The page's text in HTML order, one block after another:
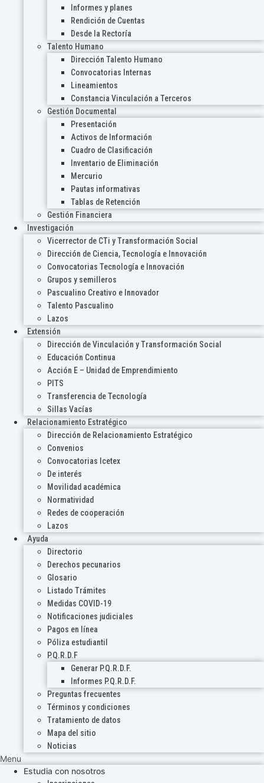
Informes y planes
Rendición de Cuentas
Desde la Rectoría
Talento Humano
Dirección Talento Humano
Convocatorias Internas
Lineamientos
Constancia Vinculación a Terceros
Gestión Documental
Presentación
Activos de Información
Cuadro de Clasificación
Inventario de Eliminación
Mercurio
Pautas informativas
Tablas de Retención
Gestión Financiera
Investigación
Vicerrector de CTi y Transformación Social
Dirección de Ciencia, Tecnología e Innovación
Convocatorias Tecnología e Innovación
Grupos y semilleros
Pascualino Creativo e Innovador
Talento Pascualino
Lazos
Extensión
Dirección de Vinculación y Transformación Social
Educación Continua
Acción E – Unidad de Emprendimiento
PITS
Transferencia de Tecnología
Sillas Vacías
Relacionamiento Estratégico
Dirección de Relacionamiento Estratégico
Convenios
Convocatorias Icetex
De interés
Movilidad académica
Normatividad
Redes de cooperación
Lazos
Ayuda
Directorio
Derechos pecunarios
Glosario
Listado Trámites
Medidas COVID-19
Notificaciones judiciales
Pagos en línea
Póliza estudiantil
P.Q.R.D.F
Generar P.Q.R.D.F.
Informes P.Q.R.D.F.
Preguntas frecuentes
Términos y condiciones
Tratamiento de datos
Mapa del sitio
Noticias
Menu
Estudia con nosotros